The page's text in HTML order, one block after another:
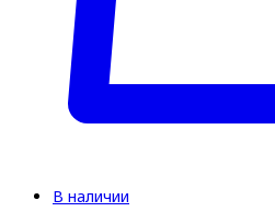
В наличии